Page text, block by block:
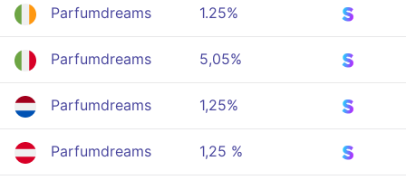
Parfumdreams 1.25%
Parfumdreams 5,05%
Parfumdreams 1,25%
Parfumdreams 1,25 %